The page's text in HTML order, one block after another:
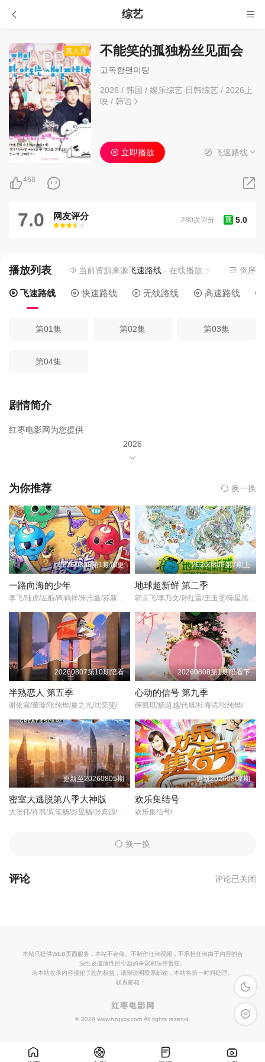
综艺
真人秀 不能笑的孤独粉丝见面会
고독한팬미팅
2026 / 韩国 / 娱乐综艺 日韩综艺/ 2026上
映 / 韩语
468
立即播放 飞速路线
7.0 网友评分
很差
较差还行推荐力荐
豆 5.0
280次评分
播放列表 当前资源来源飞速路线- 在线播放,无需安装播放器
倒序
飞速路线 快速路线 无线路线 高速路线
第01集 第02集 第03集
第04集
剧情简介
红枣电影网为您提供
2026
主演,未知导演的《不能笑的孤独粉丝见面会》在线观看,《不能笑的
孤独粉丝见面会》百度云网盘资源以及《不能笑的孤独粉丝见面
会》高清mp4迅雷下载，希望您能喜欢！
由以《不能笑的生日派对》著名的柳炳宰主持，笑就淘汰的残酷不
友善脱口秀！ 在可疑粉丝与无法预测的突发状况中，来宾必须撑住
不笑，平安完成专访。 这是改编自柳炳宰高人气YouTube系列《不
能笑的生日派对》的访谈升级版。
为你推荐 换一换
20260808第1期加更
一路向海的少年
李飞/陆虎/左航/阎鹤祥/朱志鑫/苏新皓/张极/张泽禹/
20260808第7期上
地球超新鲜 第二季
郭京飞/李乃文/孙红雷/王玉雯/陈星旭/刘宇宁/林一/龚俊/
20260807第10期陪看
半熟恋人 第五季
谢依霖/董璇/张纯烨/夏之光/沈奕斐/
20260808第1期陪看下
心动的信号 第九季
薛凯琪/杨超越/代旭/杜海涛/张纯烨/
更新至20260805期
密室大逃脱第八季大神版
大张伟/许凯/周笔畅/彭昱畅/张真源/陈哲远/
更新20260807期
欢乐集结号
欢乐集结号/
换一换
评论 评论已关闭
深色模
留言反
本站只提供WEB页面服务，本站不存储、不制作任何视频，不承担任何由于内容的合
法性及健康性所引起的争议和法律责任。
若本站收录内容侵犯了您的权益，请附说明联系邮箱，本站将第一时间处理。
联系邮箱：
© 2026 www.hzqyxy.com All rights reservd.